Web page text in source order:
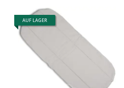
AUF LAGER